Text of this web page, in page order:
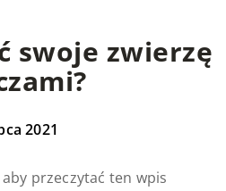
swoje zwierzę
2021
przeczytać ten wpis